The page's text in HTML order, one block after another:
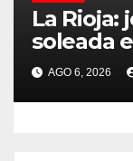
La Rioja:
soleada
viernes
AGO 6, 2026